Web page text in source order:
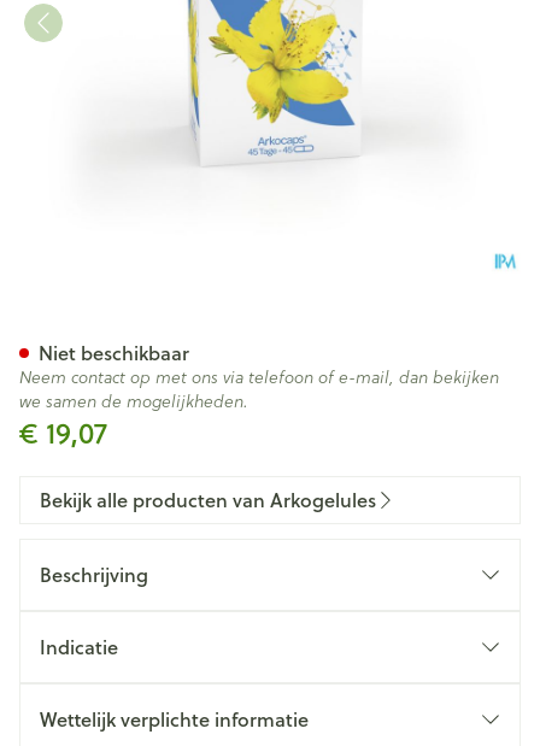
€ 19,07
Niet beschikbaar
Neem contact op met ons via telefoon of e-mail, dan bekijken
we samen de mogelijkheden.
Bekijk alle producten van Arkogelules
Beschrijving
Indicatie
Wettelijk verplichte informatie